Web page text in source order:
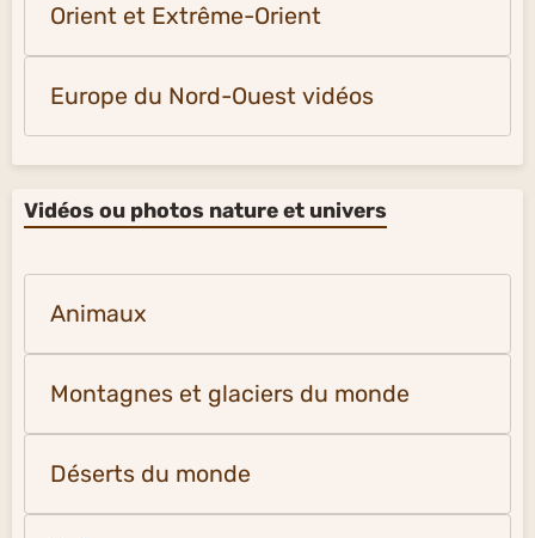
Orient et Extrême-Orient
Europe du Nord-Ouest vidéos
Vidéos ou photos nature et univers
Animaux
Montagnes et glaciers du monde
Déserts du monde